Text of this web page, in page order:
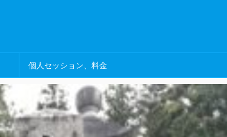
個人セッション、料金